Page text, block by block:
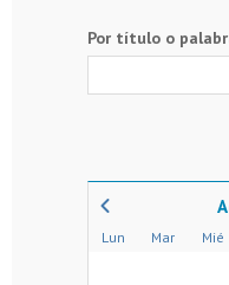
Por título o
Lun Mar Mié